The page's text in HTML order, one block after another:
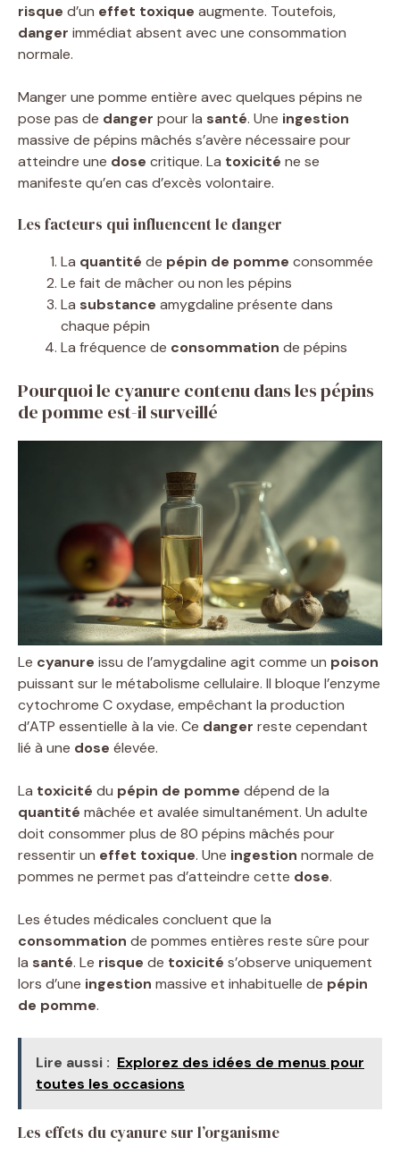
risque d’un effet toxique augmente. Toutefois,
danger immédiat absent avec une consommation
normale.
Manger une pomme entière avec quelques pépins ne
pose pas de danger pour la santé. Une ingestion
massive de pépins mâchés s’avère nécessaire pour
atteindre une dose critique. La toxicité ne se
manifeste qu’en cas d’excès volontaire.
Les facteurs qui influencent le danger
La quantité de pépin de pomme consommée
Le fait de mâcher ou non les pépins
La substance amygdaline présente dans
chaque pépin
La fréquence de consommation de pépins
Pourquoi le cyanure contenu dans les pépins
de pomme est-il surveillé
Le cyanure issu de l’amygdaline agit comme un poison
puissant sur le métabolisme cellulaire. Il bloque l’enzyme
cytochrome C oxydase, empêchant la production
d’ATP essentielle à la vie. Ce danger reste cependant
lié à une dose élevée.
La toxicité du pépin de pomme dépend de la
quantité mâchée et avalée simultanément. Un adulte
doit consommer plus de 80 pépins mâchés pour
ressentir un effet toxique. Une ingestion normale de
pommes ne permet pas d’atteindre cette dose.
Les études médicales concluent que la
consommation de pommes entières reste sûre pour
la santé. Le risque de toxicité s’observe uniquement
lors d’une ingestion massive et inhabituelle de pépin
de pomme.
Lire aussi : Explorez des idées de menus pour
toutes les occasions
Les effets du cyanure sur l’organisme